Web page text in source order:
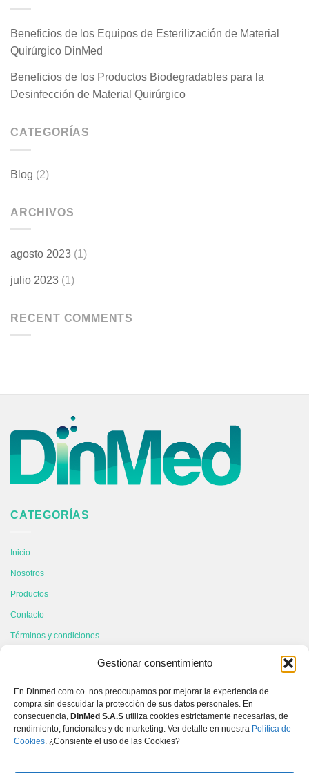
Gestionar consentimiento
En Dinmed.com.co nos preocupamos por mejorar la experiencia de
compra sin descuidar la protección de sus datos personales. En
consecuencia, DinMed S.A.S utiliza cookies estrictamente necesarias, de
rendimiento, funcionales y de marketing. Ver detalle en nuestra Política de
Cookies. ¿Consiente el uso de las Cookies?
Beneficios de los Equipos de Esterilización de Material
Quirúrgico DinMed
Beneficios de los Productos Biodegradables para la
Desinfección de Material Quirúrgico
CATEGORÍAS
Blog (2)
ARCHIVOS
agosto 2023 (1)
julio 2023 (1)
RECENT COMMENTS
CATEGORÍAS
Inicio
Nosotros
Productos
Contacto
Términos y condiciones
604 6049931
3167443060